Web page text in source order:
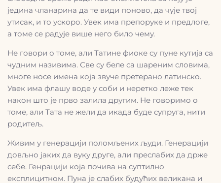
једина чланарина да те види поново, да чује твој
утисак, и то ускоро. Увек има препоруке и предлоге,
а томе се радује више него било чему.
Не говори о томе, али Татине фиоке су пуне кутија са
чудним називима. Све су беле са шареним словима,
многе носе имена која звуче претерано латинско.
Увек има флашу воде у соби и неретко леже тек
након што је прво залила другим. Не говоримо о
томе, али Тата не жели да икада буде супруга, нити
родитељ.
Живим у генерацији поломљених људи. Генерацији
довљно јаких да вуку друге, али преслабих да држе
себе. Генрацији која почива на суптилно
експлицитном. Пуна је слабих будућих великана и